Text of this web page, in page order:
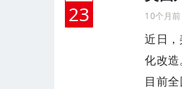
23 10个月前
近日
化改造
目前